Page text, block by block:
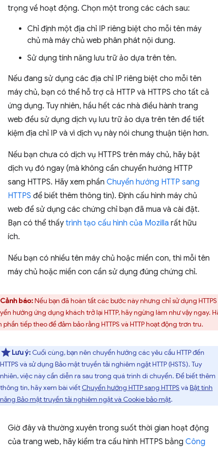
trọng về hoạt động. Chọn một trong các cách sau:
Chỉ định một địa chỉ IP riêng biệt cho mỗi tên máy
chủ mà máy chủ web phân phát nội dung.
Sử dụng tính năng lưu trữ ảo dựa trên tên.
Nếu đang sử dụng các địa chỉ IP riêng biệt cho mỗi tên
máy chủ, bạn có thể hỗ trợ cả HTTP và HTTPS cho tất cả
ứng dụng. Tuy nhiên, hầu hết các nhà điều hành trang
web đều sử dụng dịch vụ lưu trữ ảo dựa trên tên để tiết
kiệm địa chỉ IP và vì dịch vụ này nói chung thuận tiện hơn.
Nếu bạn chưa có dịch vụ HTTPS trên máy chủ, hãy bật
dịch vụ đó ngay (mà không cần chuyển hướng HTTP
sang HTTPS. Hãy xem phần Chuyển hướng HTTP sang
HTTPS để biết thêm thông tin). Định cấu hình máy chủ
web để sử dụng các chứng chỉ bạn đã mua và cài đặt.
Bạn có thể thấy trình tạo cấu hình của Mozilla rất hữu
ích.
Nếu bạn có nhiều tên máy chủ hoặc miền con, thì mỗi tên
máy chủ hoặc miền con cần sử dụng đúng chứng chỉ.
Cảnh báo:Nếu bạn đã hoàn tất các bước này nhưng chỉ sử dụng
hướng ứng dụng khách trở lại HTTP, hãy ngừng làm như vậy ngay.
phần tiếp theo để đảm bảo rằng HTTPS và HTTP hoạt động trơn tru.
Lưu ý: Cuối cùng, bạn nên chuyển hướng các yêu cầu HTTP đến
HTTPS và sử dụng Bảo mật truyền tải nghiêm ngặt HTTP (HSTS). Tuy
nhiên, việc này cần diễn ra sau trong quá trình di chuyển. Để biết thêm
thông tin, hãy xem bài viết Chuyển hướng HTTP sang HTTPS và Bật tính
năng Bảo mật truyền tải nghiêm ngặt và Cookie bảo mật.
Giờ đây và thường xuyên trong suốt thời gian hoạt động
của trang web, hãy kiểm tra cấu hình HTTPS bằng Công